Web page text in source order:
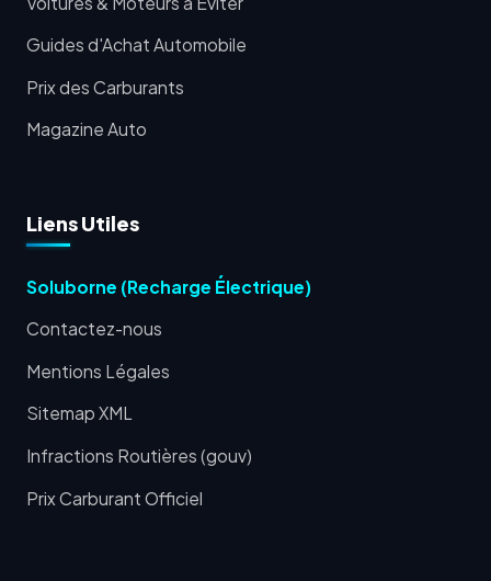
Guides d'Achat Automobile
Prix des Carburants
Magazine Auto
Liens Utiles
Soluborne (Recharge Électrique)
Contactez-nous
Mentions Légales
Sitemap XML
Infractions Routières (gouv)
Prix Carburant Officiel